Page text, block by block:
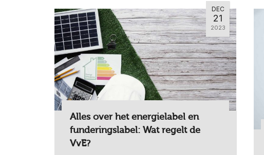
DEC
21
2023
Alles over het energielabel en
funderingslabel: Wat regelt de
VvE?